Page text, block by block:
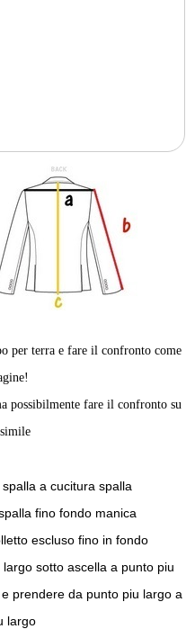
per terra e fare il confronto come
possibilmente fare il confronto su
a cucitura spalla
fino fondo manica
escluso fino in fondo
sotto ascella a punto piu
prendere da punto piu largo a
largo